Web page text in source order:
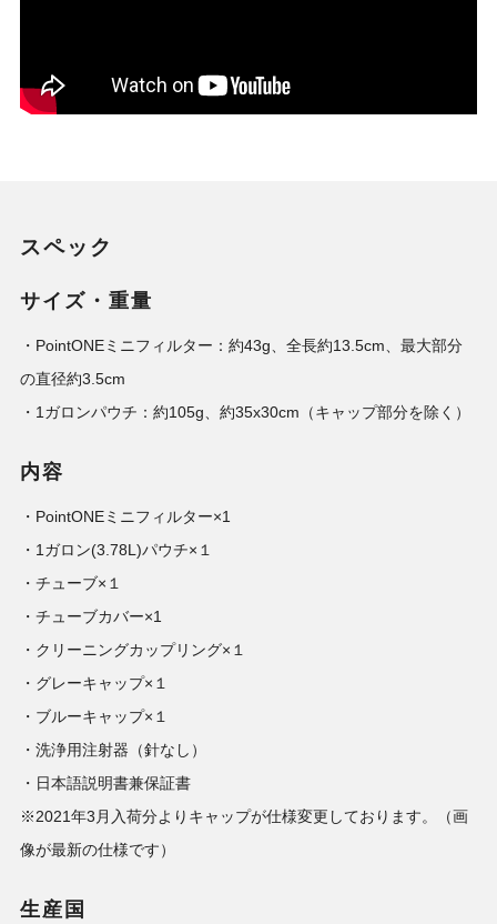
スペック
サイズ・重量
・PointONEミニフィルター：約43g、全長約13.5cm、最大部分
の直径約3.5cm
・1ガロンパウチ：約105g、約35x30cm（キャップ部分を除く）
内容
・PointONEミニフィルター×1
・1ガロン(3.78L)パウチ×１
・チューブ×１
・チューブカバー×1
・クリーニングカップリング×１
・グレーキャップ×１
・ブルーキャップ×１
・洗浄用注射器（針なし）
・日本語説明書兼保証書
※2021年3月入荷分よりキャップが仕様変更しております。（画
像が最新の仕様です）
生産国